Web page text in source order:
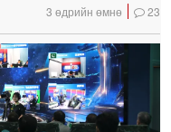
3 өдрийн өмнө 23